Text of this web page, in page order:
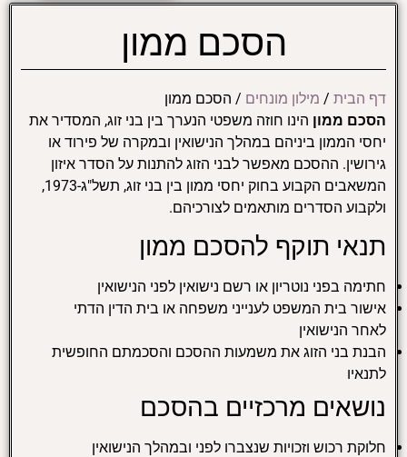
הסכם ממון
דף הבית / מילון מונחים / הסכם ממון
הסכם ממון הינו חוזה משפטי הנערך בין בני זוג, המסדיר את
יחסי הממון ביניהם במהלך הנישואין ובמקרה של פירוד או
גירושין. ההסכם מאפשר לבני הזוג להתנות על הסדר איזון
המשאבים הקבוע בחוק יחסי ממון בין בני זוג, תשל"ג-1973,
ולקבוע הסדרים מותאמים לצורכיהם.
תנאי תוקף להסכם ממון
חתימה בפני נוטריון או רשם נישואין לפני הנישואין
אישור בית המשפט לענייני משפחה או בית הדין הדתי
לאחר הנישואין
הבנת בני הזוג את משמעות ההסכם והסכמתם החופשית
לתנאיו
נושאים מרכזיים בהסכם
חלוקת רכוש וזכויות שנצברו לפני ובמהלך הנישואין